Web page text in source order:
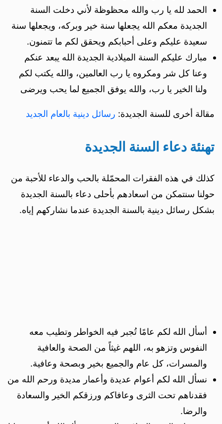
الحمد لله يا رب والله محظوظة لأني دخلت السنة
الجديدة معكم الله يجعلها سنة خير وبركه، ويجعلها سنة
سعيدة عليكم وعلى أحبابكم ويحقق لكم ما تتمنون.
مبارك عليكم السنة الميلادية الجديدة الله يبعد عنكم
وعنا كل شر ومكروه يا رب العالمين، والله يكتب لكم
ولنا الخير يا رب، والله يوفق الجميع لما يحب ويرضى
مقالة أخرى للسنة الجديدة: رسائل دينية بالعام الجديد
تهنئة دعاء السنة الجديدة
كذلك في هذه الفقرات المحمّلة بالحب والدعاء للأحبة من
حولنا سنتمكن من اسعادهم بأحلى دعاء بالسنة الجديدة
بشكل رسائل دينية بالسنة الجديدة عندما نشاركهم إياه.
أسأل الله لكم عامًا تُجبر فيه الخواطر وتطيب معه
النفوس وتزهو به، اللهم غيثاً من الصحة والعافية
والمسرات، كل عام والجميع بخير وبصحة وعافية.
نسأل الله لكم أعوام عديدة وأعمار مديدة ورحم الله من
فقدناهم تحت الثرى وعافاكم ورزقكم الخير والسعادة
والرضا.